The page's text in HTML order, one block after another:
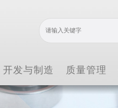
开发与制造 质量管理